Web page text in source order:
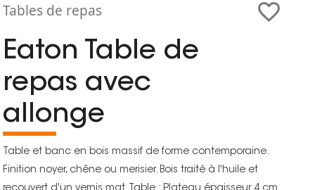
Tables de repas
Eaton Table de
repas avec
allonge
Table et banc en bois massif de forme contemporaine.
Finition noyer, chêne ou merisier. Bois traité à l'huile et